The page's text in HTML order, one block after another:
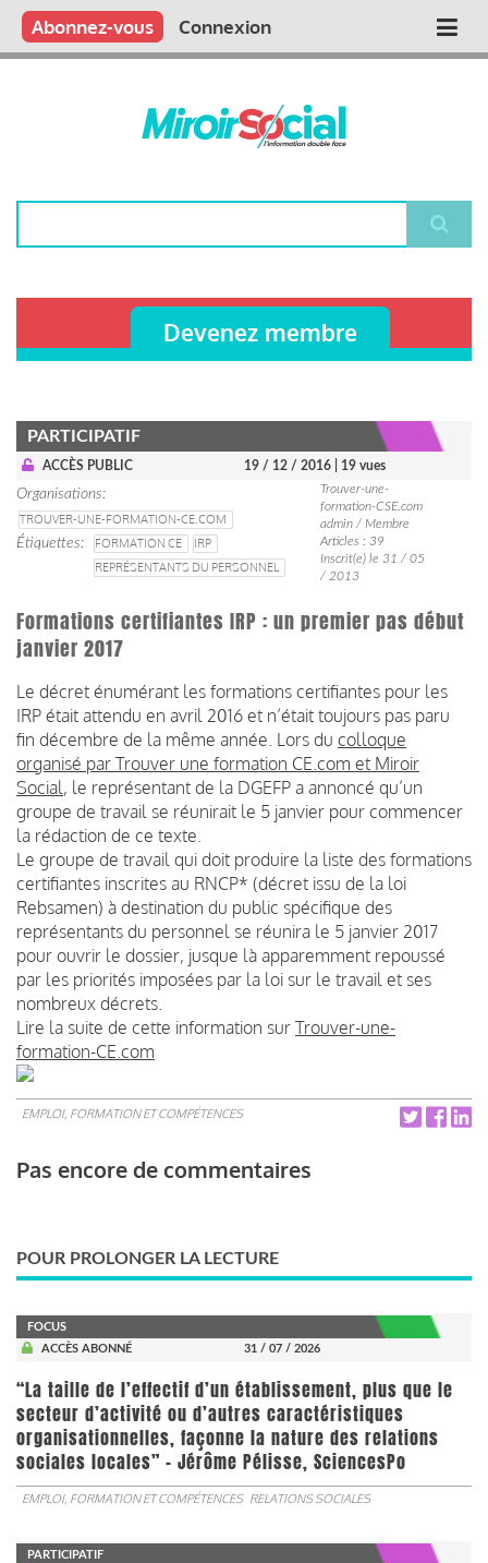
Aller
contenu
Main
Qui sommes nous ?
Vous publiez
Nous publions
Contactez-nous
Abonnez-vous Connexion
Devenez membre
PARTICIPATIF
ACCÈS PUBLIC 19 / 12 / 2016 | 19 vues
Organisations
TROUVER-UNE-FORMATION-CE.COM
Étiquettes
FORMATION CE
IRP
REPRÉSENTANTS DU PERSONNEL
Trouver-une-
formation-CSE.com
admin / Membre
Articles : 39
Inscrit(e) le 31 / 05
/ 2013
Formations certifiantes IRP : un premier pas début
janvier 2017
Le décret énumérant les formations certifiantes pour les
IRP était attendu en avril 2016 et n’était toujours pas paru
fin décembre de la même année. Lors du colloque
organisé par Trouver une formation CE.com et Miroir
Social, le représentant de la DGEFP a annoncé qu’un
groupe de travail se réunirait le 5 janvier pour commencer
la rédaction de ce texte.
Le groupe de travail qui doit produire la liste des formations
certifiantes inscrites au RNCP* (décret issu de la loi
Rebsamen) à destination du public spécifique des
représentants du personnel se réunira le 5 janvier 2017
pour ouvrir le dossier, jusque là apparemment repoussé
par les priorités imposées par la loi sur le travail et ses
nombreux décrets.
Lire la suite de cette information sur Trouver-une-
formation-CE.com
EMPLOI, FORMATION ET COMPÉTENCES
Pas encore de commentaires
POUR PROLONGER LA LECTURE
FOCUS
ACCÈS ABONNÉ
31 / 07 / 2026
“La taille de l’effectif d’un établissement, plus que le
secteur d’activité ou d’autres caractéristiques
organisationnelles, façonne la nature des relations
sociales locales” - Jérôme Pélisse, SciencesPo
EMPLOI, FORMATION ET COMPÉTENCES RELATIONS SOCIALES
PARTICIPATIF